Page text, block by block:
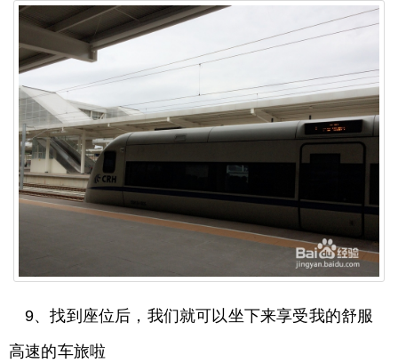
9、找到座位后，我们就可以坐下来享受我的舒服
高速的车旅啦